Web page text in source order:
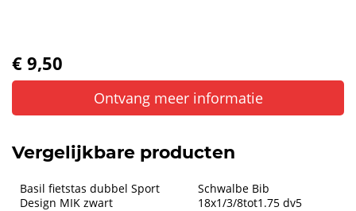
€ 9,50
Ontvang meer informatie
Vergelijkbare producten
Basil fietstas dubbel Sport
Design MIK zwart
Schwalbe Bib
18x1/3/8tot1.75 dv5